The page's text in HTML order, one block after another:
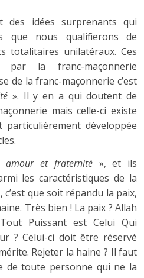
idées surprenants qui
que nous qualifierons de
totalitaires unilatéraux. Ces
la franc-maçonnerie
de la franc-maçonnerie c’est
». Il y en a qui doutent de
mais celle-ci existe
développée
amour et fraternité », et ils
les caractéristiques de la
que soit répandu la paix,
Très bien ! La paix ? Allah
Puissant est Celui Qui
? Celui-ci doit être réservé
Rejeter la haine ? Il faut
de toute personne qui ne la